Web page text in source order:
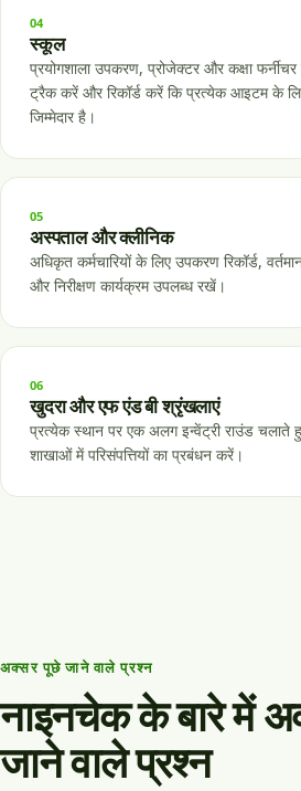
04
स्कूल
प्रयोगशाला उपकरण, प्रोजेक्टर और कक्षा
ट्रैक करें और रिकॉर्ड करें कि प्रत्येक आइटम के
जिम्मेदार है।
05
अस्पताल और क्लीनिक
अधिकृत कर्मचारियों के लिए उपकरण रिकॉर्ड,
और निरीक्षण कार्यक्रम उपलब्ध रखें।
06
खुदरा और एफ एंड बी श्रृंखलाएं
प्रत्येक स्थान पर एक अलग इन्वेंट्री राउंड चलाते
शाखाओं में परिसंपत्तियों का प्रबंधन करें।
अक्सर पूछे जाने वाले प्रश्न
नाइनचेक के बारे में
जाने वाले प्रश्न